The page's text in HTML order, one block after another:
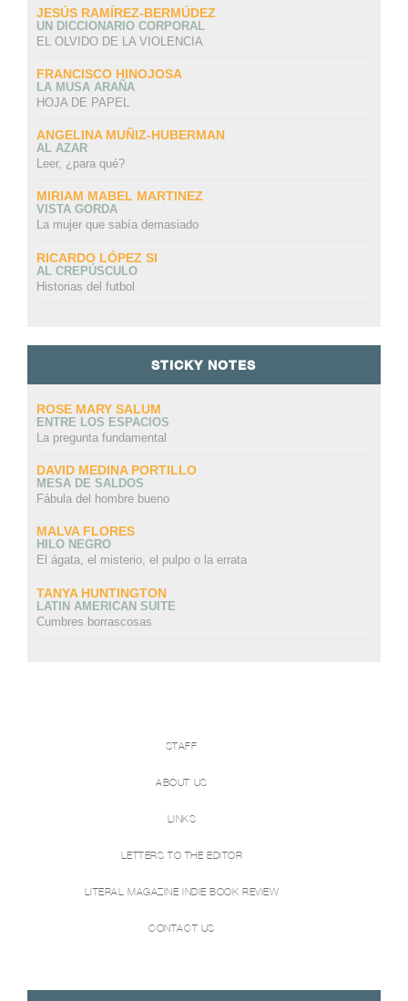
JESÚS RAMÍREZ-BERMÚDEZ
UN DICCIONARIO CORPORAL
EL OLVIDO DE LA VIOLENCIA
FRANCISCO HINOJOSA
LA MUSA ARAÑA
HOJA DE PAPEL
ANGELINA MUÑIZ-HUBERMAN
AL AZAR
Leer, ¿para qué?
MIRIAM MABEL MARTINEZ
VISTA GORDA
La mujer que sabía demasiado
RICARDO LÓPEZ SI
AL CREPÚSCULO
Historias del futbol
STICKY NOTES
ROSE MARY SALUM
ENTRE LOS ESPACIOS
La pregunta fundamental
DAVID MEDINA PORTILLO
MESA DE SALDOS
Fábula del hombre bueno
MALVA FLORES
HILO NEGRO
El ágata, el misterio, el pulpo o la errata
TANYA HUNTINGTON
LATIN AMERICAN SUITE
Cumbres borrascosas
STAFF
ABOUT US
LINKS
LETTERS TO THE EDITOR
LITERAL MAGAZINE INDIE BOOK REVIEW
CONTACT US